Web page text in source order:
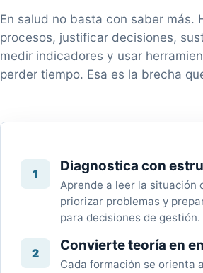
En salud no basta con saber más.
procesos, justificar decisiones,
medir indicadores y usar
perder tiempo. Esa es la brecha
1 Diagnostica con
Aprende a leer la situación
priorizar problemas y
para decisiones de gestión.
2 Convierte teoría en
Cada formación se orienta